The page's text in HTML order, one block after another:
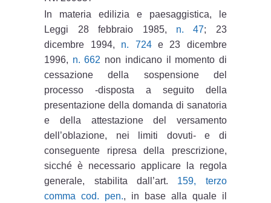
In materia edilizia e paesaggistica, le
Leggi 28 febbraio 1985, n. 47; 23
dicembre 1994, n. 724e 23 dicembre
1996, n. 662 non indicano il momento di
cessazione della sospensione del
processo -disposta a seguito della
presentazione della domanda di sanatoria
e della attestazione del versamento
dell’oblazione, nei limiti dovuti- e di
conseguente ripresa della prescrizione,
sicché è necessario applicare la regola
generale, stabilita dall’art. 159, terzo
comma cod. pen., in base alla quale il